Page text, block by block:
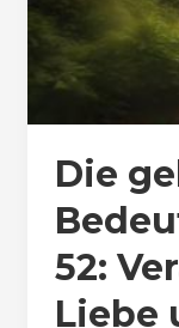
Die
52:
Liebe